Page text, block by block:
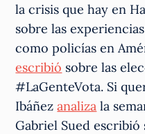
la crisis que hay en
sobre las
como policías en
escribió sobre las
#LaGenteVota. Si
Ibáñezanaliza la
Gabriel Sued